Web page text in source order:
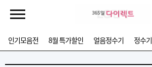
인기모음전 8월 특가할인 얼음정수기 정수기